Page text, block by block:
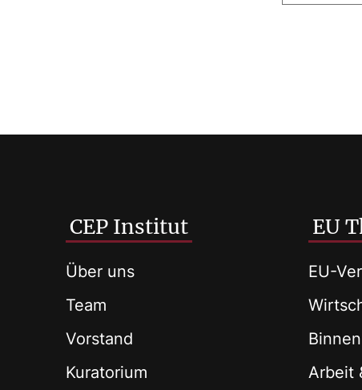
CEP Institut
Über uns
Team
Vorstand
Kuratorium
EU
EU-
Arbeit